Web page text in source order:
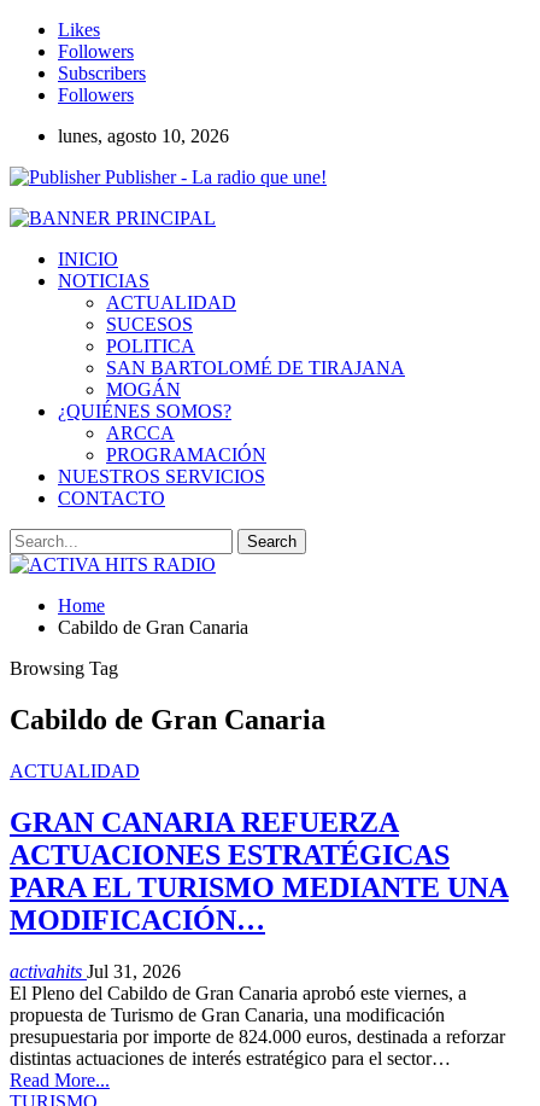
Likes
Followers
Subscribers
Followers
lunes, agosto 10, 2026
Publisher - La radio que une!
INICIO
NOTICIAS
ACTUALIDAD
SUCESOS
POLITICA
SAN BARTOLOMÉ DE TIRAJANA
MOGÁN
¿QUIÉNES SOMOS?
ARCCA
PROGRAMACIÓN
NUESTROS SERVICIOS
CONTACTO
Home
Cabildo de Gran Canaria
Browsing Tag
Cabildo de Gran Canaria
ACTUALIDAD
GRAN CANARIA REFUERZA
ACTUACIONES ESTRATÉGICAS
PARA EL TURISMO MEDIANTE UNA
MODIFICACIÓN…
activahits Jul 31, 2026
El Pleno del Cabildo de Gran Canaria aprobó este viernes, a
propuesta de Turismo de Gran Canaria, una modificación
presupuestaria por importe de 824.000 euros, destinada a reforzar
distintas actuaciones de interés estratégico para el sector…
Read More...
TURISMO